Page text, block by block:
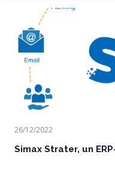
Simax Strater, un ERP-CRM no
26/12/2022
Simax Strater, un